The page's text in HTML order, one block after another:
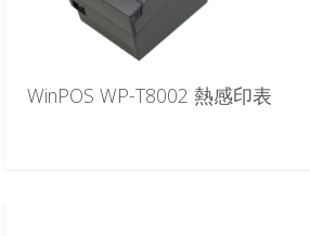
WinPOS WP-T8002 熱感印表